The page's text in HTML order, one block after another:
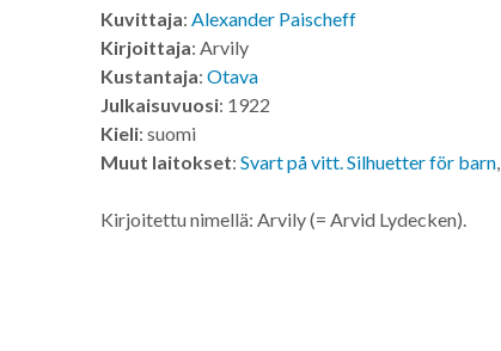
Kuvittaja: Alexander Paischeff
Kirjoittaja: Arvily
Kustantaja: Otava
Julkaisuvuosi: 1922
Kieli: suomi
Muut laitokset: Svart på vitt. Silhuetter för barn,
Kirjoitettu nimellä: Arvily (= Arvid Lydecken).